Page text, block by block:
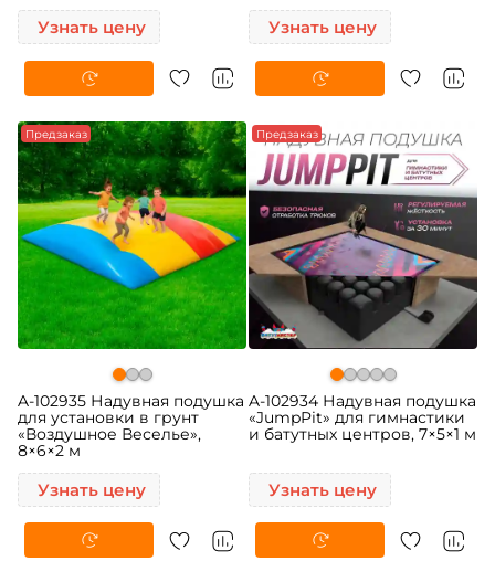
Узнать цену Узнать цену
Предзаказ
A-102935 Надувная подушка
для установки в грунт
«Воздушное Веселье»,
8×6×2 м
Узнать цену
Предзаказ
A-102934 Надувная подушка
«JumpPit» для гимнастики
и батутных центров, 7×5×1 м
Узнать цену